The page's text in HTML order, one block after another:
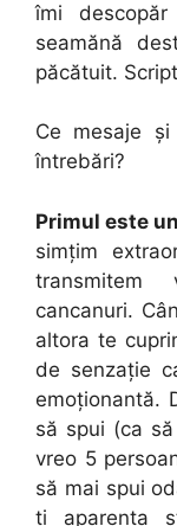
îmi
seamănă
păcătuit.
Ce mesaje
întrebări?
Primul este
simţim
transmitem
cancanuri.
altora te
de senzaţie
emoţionantă.
să spui (ca
vreo 5
să mai spui
ţi aparenta